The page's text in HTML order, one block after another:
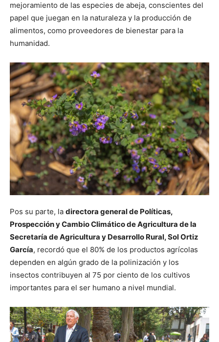
mejoramiento de las especies de abeja, conscientes del
papel que juegan en la naturaleza y la producción de
alimentos, como proveedores de bienestar para la
humanidad.
Pos su parte, la directora general de Políticas,
Prospección y Cambio Climático de Agricultura de la
Secretaría de Agricultura y Desarrollo Rural, Sol Ortiz
García, recordó que el 80% de los productos agrícolas
dependen en algún grado de la polinización y los
insectos contribuyen al 75 por ciento de los cultivos
importantes para el ser humano a nivel mundial.